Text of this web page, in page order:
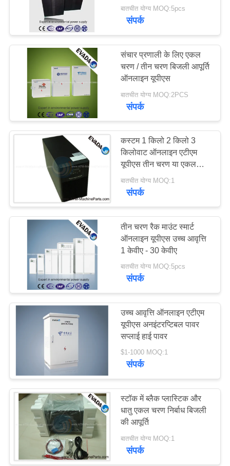
समाचार
उद्धरण
विनती
करे
PRIVACY
POLICY
के लिए
बातचीत योग्य MOQ:5pcs
संपर्क
संचार प्रणाली के लिए एकल
चरण / तीन चरण बिजली आपूर्ति
ऑनलाइन यूपीएस
बातचीत योग्य MOQ:2PCS
संपर्क
कस्टम 1 किलो 2 किलो 3
किलोवाट ऑनलाइन एटीएम
यूपीएस तीन चरण या एकल
चरण
बातचीत योग्य MOQ:1
संपर्क
तीन चरण रैक माउंट स्मार्ट
ऑनलाइन यूपीएस उच्च आवृत्ति
1 केवीए - 30 केवीए
बातचीत योग्य MOQ:5pcs
संपर्क
उच्च आवृत्ति ऑनलाइन एटीएम
यूपीएस अनइंटरप्टिबल पावर
सप्लाई हाई पावर
$1-1000 MOQ:1
संपर्क
स्टॉक में ब्लैक प्लास्टिक और
धातु एकल चरण निर्बाध बिजली
की आपूर्ति
बातचीत योग्य MOQ:1
संपर्क